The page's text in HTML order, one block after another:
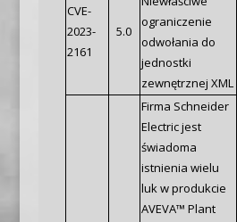
CVE-
2023-
2161
5.0
ograniczenie
odwołania do
jednostki
zewnętrznej XML
Firma Schneider
Electric jest
świadoma
istnienia wielu
luk w produkcie
AVEVA™ Plant